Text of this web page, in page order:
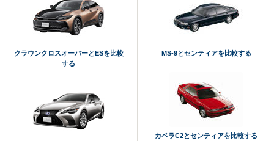
クラウンクロスオーバーとESを比較
する
MS-9とセンティアを比較する
カペラC2とセンティアを比較する